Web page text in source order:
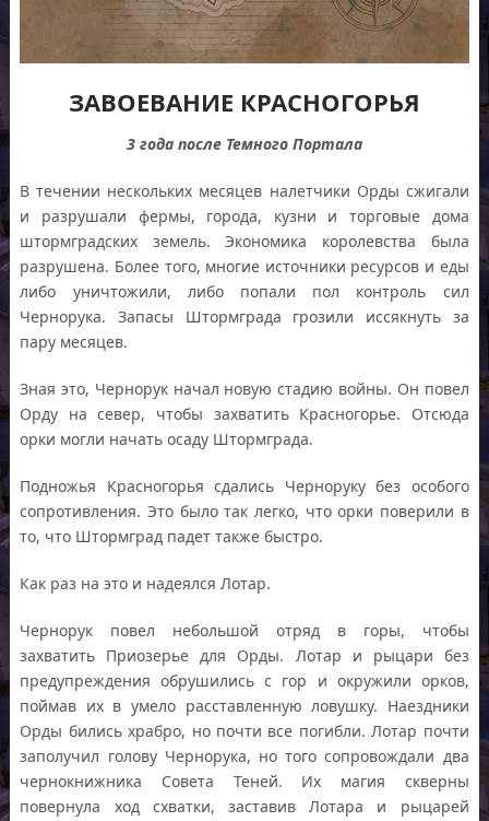
ЗАВОЕВАНИЕ КРАСНОГОРЬЯ
3 года после Темного Портала
В течении нескольких месяцев налетчики Орды сжигали
и разрушали фермы, города, кузни и торговые дома
штормградских земель. Экономика королевства была
разрушена. Более того, многие источники ресурсов и еды
либо уничтожили, либо попали пол контроль сил
Чернорука. Запасы Штормграда грозили иссякнуть за
пару месяцев.
Зная это, Чернорук начал новую стадию войны. Он повел
Орду на север, чтобы захватить Красногорье. Отсюда
орки могли начать осаду Штормграда.
Подножья Красногорья сдались Черноруку без особого
сопротивления. Это было так легко, что орки поверили в
то, что Штормград падет также быстро.
Как раз на это и надеялся Лотар.
Чернорук повел небольшой отряд в горы, чтобы
захватить Приозерье для Орды. Лотар и рыцари без
предупреждения обрушились с гор и окружили орков,
поймав их в умело расставленную ловушку. Наездники
Орды бились храбро, но почти все погибли. Лотар почти
заполучил голову Чернорука, но того сопровождали два
чернокнижника Совета Теней. Их магия скверны
повернула ход схватки, заставив Лотара и рыцарей